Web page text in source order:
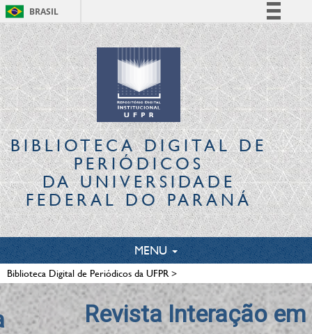
BRASIL
Simplifique!
Comunica BR
Participe
Acesso à informação
Legislação
Canais
BIBLIOTECA DIGITALDE
PERIÓDICOS
DA UNIVERSIDADE
FEDERAL DO PARANÁ
TOGGLE
NAVIGATION
MENU
Biblioteca Digital de Periódicos da UFPR>
Revista Interação em